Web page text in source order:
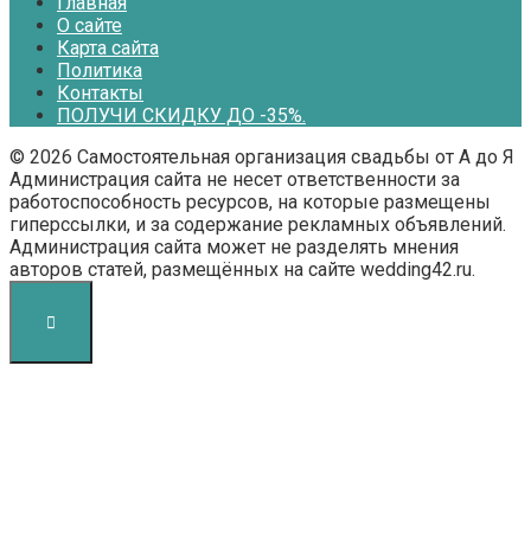
О сайте
Карта сайта
Политика
Контакты
ПОЛУЧИ СКИДКУ ДО -35%.
© 2026 Самостоятельная организация свадьбы от А до Я
Администрация сайта не несет ответственности за
работоспособность ресурсов, на которые размещены
гиперссылки, и за содержание рекламных объявлений.
Администрация сайта может не разделять мнения
авторов статей, размещённых на сайте wedding42.ru.